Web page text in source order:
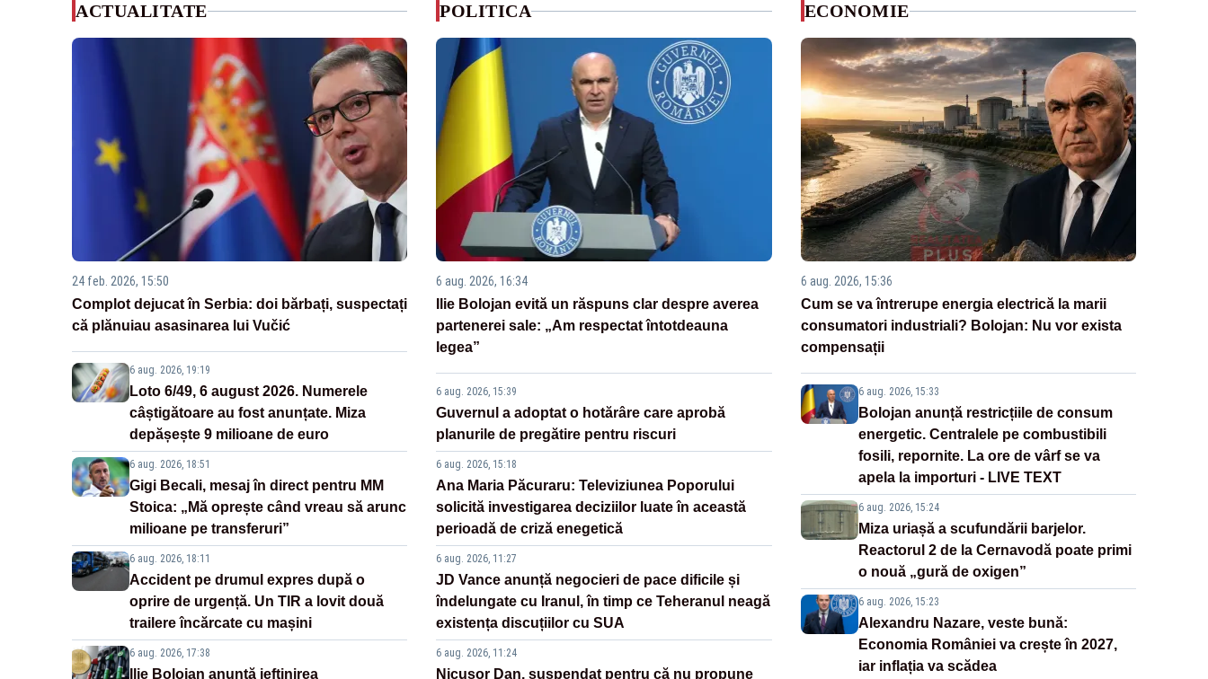
ACTUALITATE
24 feb. 2026, 15:50
Complot dejucat în Serbia: doi bărbați, suspectați
că plănuiau asasinarea lui Vučić
6 aug. 2026, 19:19
Loto 6/49, 6 august 2026. Numerele
câștigătoare au fost anunțate. Miza
depășește 9 milioane de euro
6 aug. 2026, 18:51
Gigi Becali, mesaj în direct pentru MM
Stoica: „Mă oprește când vreau să arunc
milioane pe transferuri”
6 aug. 2026, 18:11
Accident pe drumul expres după o
oprire de urgență. Un TIR a lovit două
trailere încărcate cu mașini
6 aug. 2026, 17:38
Ilie Bolojan anunță ieftinirea
POLITICA
6 aug. 2026, 16:34
Ilie Bolojan evită un răspuns clar despre averea
partenerei sale: „Am respectat întotdeauna
legea”
6 aug. 2026, 15:39
Guvernul a adoptat o hotărâre care aprobă
planurile de pregătire pentru riscuri
6 aug. 2026, 15:18
Ana Maria Păcuraru: Televiziunea Poporului
solicită investigarea deciziilor luate în această
perioadă de criză enegetică
6 aug. 2026, 11:27
JD Vance anunță negocieri de pace dificile și
îndelungate cu Iranul, în timp ce Teheranul neagă
existența discuțiilor cu SUA
6 aug. 2026, 11:24
Nicușor Dan, suspendat pentru că nu propune
ECONOMIE
6 aug. 2026, 15:36
Cum se va întrerupe energia electrică la marii
consumatori industriali? Bolojan: Nu vor exista
compensații
6 aug. 2026, 15:33
Bolojan anunță restricțiile de consum
energetic. Centralele pe combustibili
fosili, repornite. La ore de vârf se va
apela la importuri - LIVE TEXT
6 aug. 2026, 15:24
Miza uriașă a scufundării barjelor.
Reactorul 2 de la Cernavodă poate primi
o nouă „gură de oxigen”
6 aug. 2026, 15:23
Alexandru Nazare, veste bună:
Economia României va crește în 2027,
iar inflația va scădea